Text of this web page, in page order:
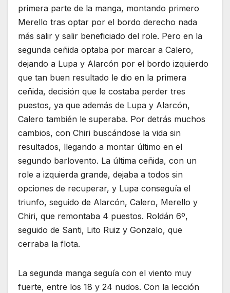
primera parte de la manga, montando primero
Merello tras optar por el bordo derecho nada
más salir y salir beneficiado del role. Pero en la
segunda ceñida optaba por marcar a Calero,
dejando a Lupa y Alarcón por el bordo izquierdo
que tan buen resultado le dio en la primera
ceñida, decisión que le costaba perder tres
puestos, ya que además de Lupa y Alarcón,
Calero también le superaba. Por detrás muchos
cambios, con Chiri buscándose la vida sin
resultados, llegando a montar último en el
segundo barlovento. La última ceñida, con un
role a izquierda grande, dejaba a todos sin
opciones de recuperar, y Lupa conseguía el
triunfo, seguido de Alarcón, Calero, Merello y
Chiri, que remontaba 4 puestos. Roldán 6º,
seguido de Santi, Lito Ruiz y Gonzalo, que
cerraba la flota.
La segunda manga seguía con el viento muy
fuerte, entre los 18 y 24 nudos. Con la lección